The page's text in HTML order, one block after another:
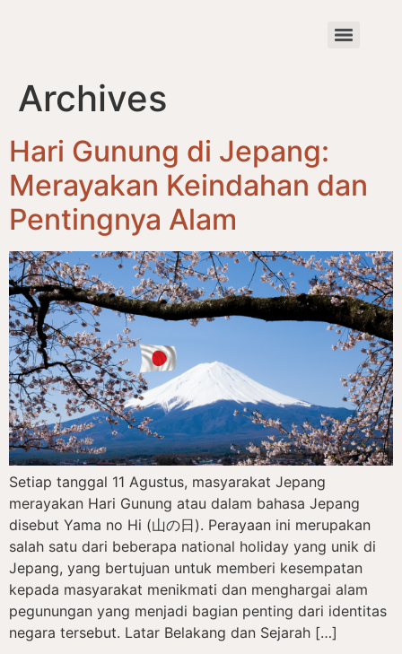
Archives
Hari Gunung di Jepang:
Merayakan Keindahan dan
Pentingnya Alam
Setiap tanggal 11 Agustus, masyarakat Jepang
merayakan Hari Gunung atau dalam bahasa Jepang
disebut Yama no Hi (山の日). Perayaan ini merupakan
salah satu dari beberapa national holiday yang unik di
Jepang, yang bertujuan untuk memberi kesempatan
kepada masyarakat menikmati dan menghargai alam
pegunungan yang menjadi bagian penting dari identitas
negara tersebut. Latar Belakang dan Sejarah […]